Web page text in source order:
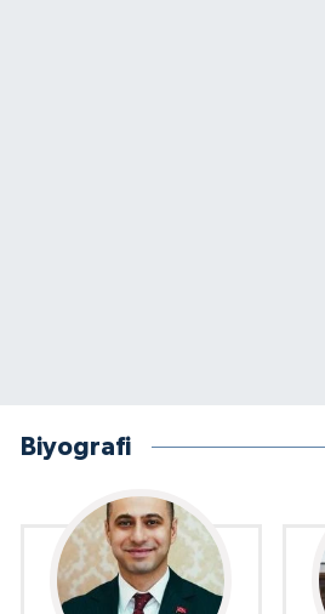
Biyografi